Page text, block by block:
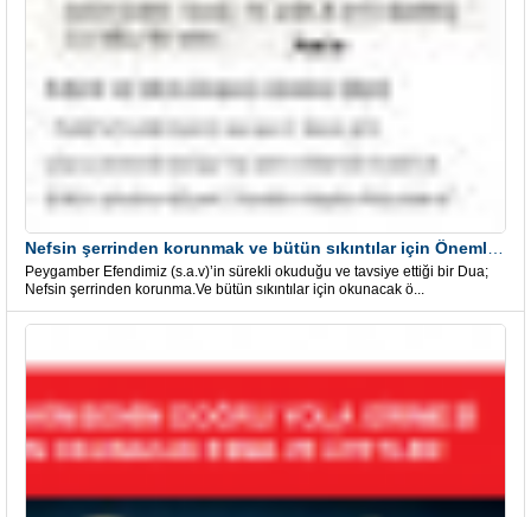
Peygamber Efendimiz (s.a.v)’in sürekli okuduğu ve tavsiye ettiği bir Dua;
Nefsin şerrinden korunma.Ve bütün sıkıntılar için okunacak ö...